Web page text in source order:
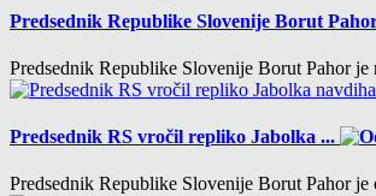
Predsednik Republike Slovenije Borut
Predsednik Republike Slovenije Borut Pahor
Predsednik RS vročil repliko Jabolka ...
Predsednik Republike Slovenije Borut Pahor